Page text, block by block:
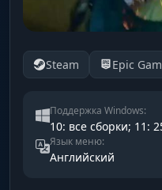
Steam Epic
Поддержка Windows:
10: все сборки; 11:
Язык меню:
Английский